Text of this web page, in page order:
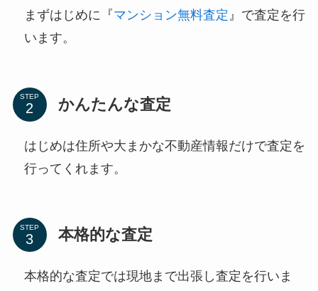
まずはじめに『マンション無料査定 』で査定を行
います。
STEP かんたんな査定
はじめは住所や大まかな不動産情報だけで査定を
行ってくれます。
STEP 本格的な査定
本格的な査定では現地まで出張し査定を行いま